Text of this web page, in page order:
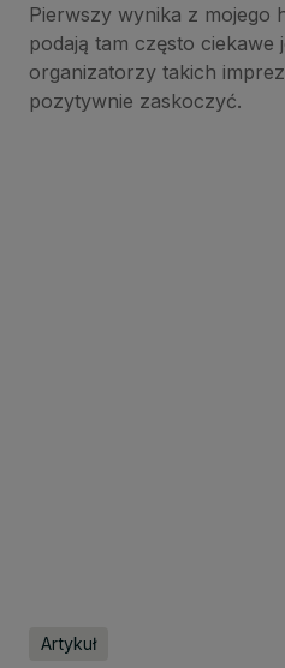
Pierwszy wynika z mojego
podają tam często ciekawe
organizatorzy takich
pozytywnie zaskoczyć.
Artykuł